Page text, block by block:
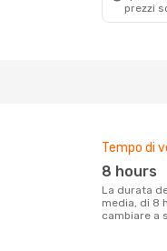
prezzi
Tempo di
8 hours
La durata del volo Phuket Bali è, in
media, di 8
cambiare a